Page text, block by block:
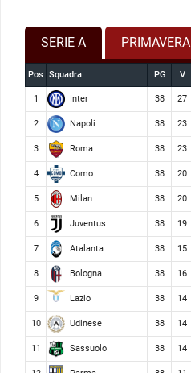
SERIE A PRIMAVERA
Pos Squadra PG V
1 Inter 38 27
2 Napoli 38 23
3 Roma 38 23
4 Como 38 20
5 Milan 38 20
6 Juventus 38 19
7 Atalanta 38 15
8 Bologna 38 16
9 Lazio 38 14
10 Udinese 38 14
11 Sassuolo 38 14